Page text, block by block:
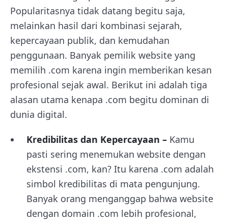
Popularitasnya tidak datang begitu saja,
melainkan hasil dari kombinasi sejarah,
kepercayaan publik, dan kemudahan
penggunaan. Banyak pemilik website yang
memilih .com karena ingin memberikan kesan
profesional sejak awal. Berikut ini adalah tiga
alasan utama kenapa .com begitu dominan di
dunia digital.
Kredibilitas dan Kepercayaan – Kamu
pasti sering menemukan website dengan
ekstensi .com, kan? Itu karena .com adalah
simbol kredibilitas di mata pengunjung.
Banyak orang menganggap bahwa website
dengan domain .com lebih profesional,